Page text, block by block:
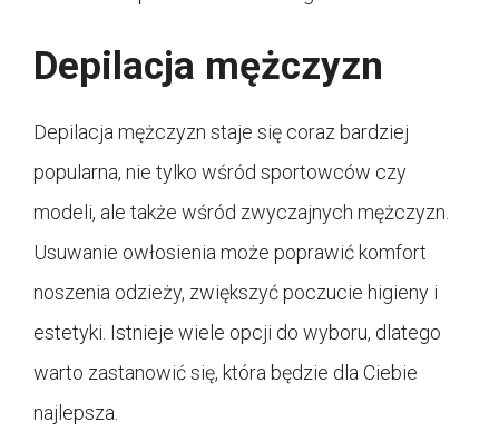
Depilacja mężczyzn
Depilacja mężczyzn staje się coraz bardziej
popularna, nie tylko wśród sportowców czy
modeli, ale także wśród zwyczajnych mężczyzn.
Usuwanie owłosienia może poprawić komfort
noszenia odzieży, zwiększyć poczucie higieny i
estetyki. Istnieje wiele opcji do wyboru, dlatego
warto zastanowić się, która będzie dla Ciebie
najlepsza.